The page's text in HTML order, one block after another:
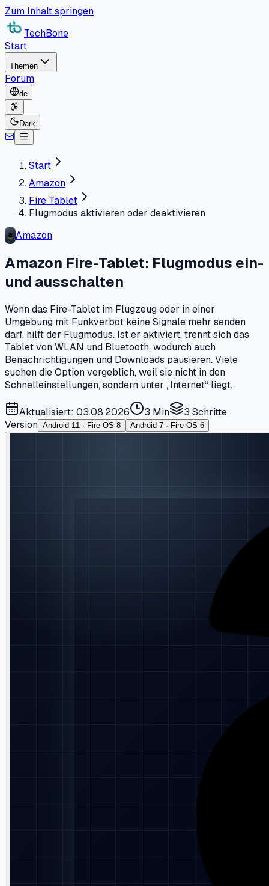
Zum Inhalt springen
TechBone
Start
Themen
Forum
de
Dark
Start
Amazon
Fire Tablet
Flugmodus aktivieren oder deaktivieren
Amazon
Amazon Fire-Tablet: Flugmodus ein-
und ausschalten
Wenn das Fire-Tablet im Flugzeug oder in einer
Umgebung mit Funkverbot keine Signale mehr senden
darf, hilft der Flugmodus. Ist er aktiviert, trennt sich das
Tablet von WLAN und Bluetooth, wodurch auch
Benachrichtigungen und Downloads pausieren. Viele
suchen die Option vergeblich, weil sie nicht in den
Schnelleinstellungen, sondern unter „Internet“ liegt.
Aktualisiert: 03.08.2026 3 Min 3 Schritte
Version Android 11 · Fire OS 8 Android 7 · Fire OS 6